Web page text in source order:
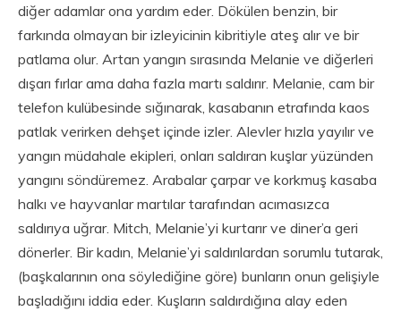
diğer adamlar ona yardım eder. Dökülen benzin, bir
farkında olmayan bir izleyicinin kibritiyle ateş alır ve bir
patlama olur. Artan yangın sırasında Melanie ve diğerleri
dışarı fırlar ama daha fazla martı saldırır. Melanie, cam bir
telefon kulübesinde sığınarak, kasabanın etrafında kaos
patlak verirken dehşet içinde izler. Alevler hızla yayılır ve
yangın müdahale ekipleri, onları saldıran kuşlar yüzünden
yangını söndüremez. Arabalar çarpar ve korkmuş kasaba
halkı ve hayvanlar martılar tarafından acımasızca
saldırıya uğrar. Mitch, Melanie’yi kurtarır ve diner’a geri
dönerler. Bir kadın, Melanie’yi saldırılardan sorumlu tutarak,
(başkalarının ona söylediğine göre) bunların onun gelişiyle
başladığını iddia eder. Kuşların saldırdığına alay eden